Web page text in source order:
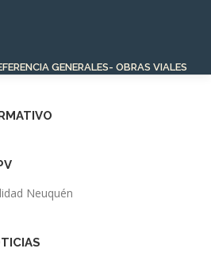
GENERALES- OBRAS VIALES
Neuquén